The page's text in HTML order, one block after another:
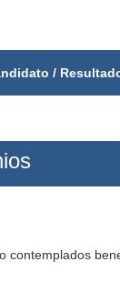
/
contemplados